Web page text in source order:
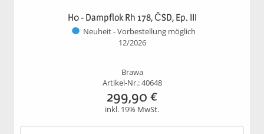
H0 - Dampflok Rh 178, ČSD, Ep. III
Neuheit - Vorbestellung möglich
12/2026
Brawa
Artikel-Nr.: 40648
299,90 €
inkl. 19% MwSt.